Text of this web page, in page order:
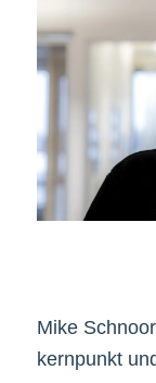
Mike
kernpunkt